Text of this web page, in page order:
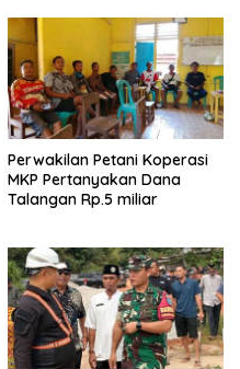
Perwakilan Petani Koperasi
MKP Pertanyakan Dana
Talangan Rp.5 miliar